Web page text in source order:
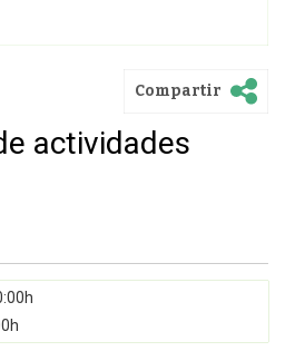
Compartir
actividades